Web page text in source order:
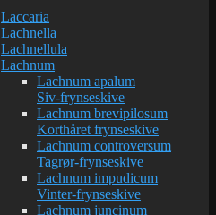
Laccaria
Lachnella
Lachnellula
Lachnum
Lachnum apalum
Siv-frynseskive
Lachnum brevipilosum
Korthåret frynseskive
Lachnum controversum
Tagrør-frynseskive
Lachnum impudicum
Vinter-frynseskive
Lachnum juncinum